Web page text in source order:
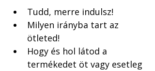
Tudd, merre indulsz!
Milyen irányba tart az
ötleted!
Hogy és hol látod a
termékedet öt vagy esetleg